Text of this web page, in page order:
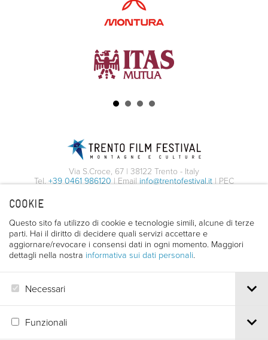
COOKIE
Questo sito fa utilizzo di cookie e tecnologie simili, alcune di terze
parti. Hai il diritto di decidere quali servizi accettare e
aggiornare/revocare i consensi dati in ogni momento. Maggiori
dettagli nella nostra informativa sui dati personali.
Necessari
Funzionali
JANG COLORI, FERMENTI E
ARMONIA DELLA CUCINA
Palazzo Roccabruna
Via Santa Trinità, 24 - Trento
28/04/2026
Condividi con i tuoi amici
Facebook Twitter Whatsapp Email
LABORATORIO ISPIRATO ALLA
K-BEAUTY
Palazzo Benvenuti
Via Rodolfo Belenzani, 12 - Trento
09:00
Condividi con i tuoi amici
AGGIUNGI
INFORMAZIONI
RITUALI DI BELLEZZA:
LABORATORIO ISPIRATO ALLA
K-BEAUTY
Via Rodolfo Belenzani, 12 - Trento
01/05/2026
Condividi con i tuoi amici
Facebook
Via S.Croce, 67 | 38122 Trento - Italy
Tel. +39 0461 986120 | Email info@trentofestival.it | PEC